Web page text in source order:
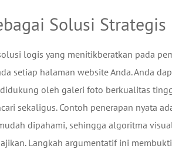
Solusi Strategis
logis yang menitikberatkan pada
setiap halaman website Anda. Anda
oleh galeri foto berkualitas
sekaligus. Contoh penerapan nyata
dipahami, sehingga algoritma
Langkah argumentatif ini